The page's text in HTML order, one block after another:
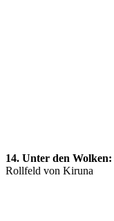
14. Unter den Wolken:
Rollfeld von Kiruna